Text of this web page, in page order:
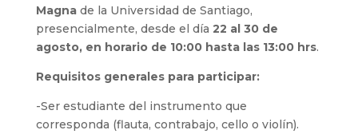
Magnade la Universidad de Santiago,
presencialmente, desde el día 22 al 30 de
agosto, en horario de 10:00 hasta las 13:00 hrs.
Requisitos generales para participar:
-Ser estudiante del instrumento que
corresponda (flauta, contrabajo, cello o violín).